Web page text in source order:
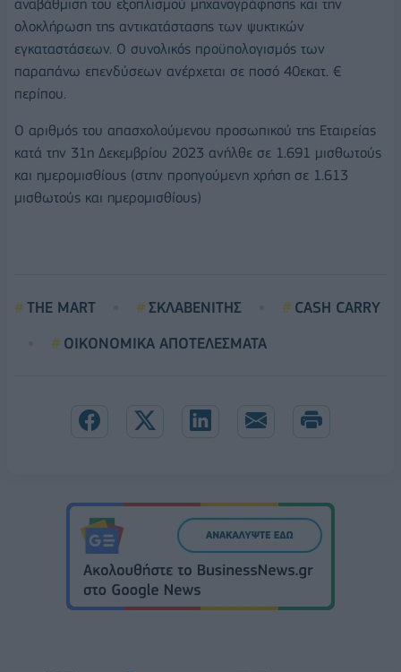
αναβάθμιση του εξοπλισμού μηχανογράφησης και την
ολοκλήρωση της αντικατάστασης των ψυκτικών
εγκαταστάσεων. Ο συνολικός προϋπολογισμός των
παραπάνω επενδύσεων ανέρχεται σε ποσό 40εκατ. €
περίπου.
Ο αριθμός του απασχολούμενου προσωπικού της Εταιρείας
κατά την 31η Δεκεμβρίου 2023 ανήλθε σε 1.691 μισθωτούς
και ημερομισθίους (στην προηγούμενη χρήση σε 1.613
μισθωτούς και ημερομισθίους)
THE MART ΣΚΛΑΒΕΝΙΤΗΣ
CASH CARRY
ΟΙΚΟΝΟΜΙΚΑ ΑΠΟΤΕΛΕΣΜΑΤΑ